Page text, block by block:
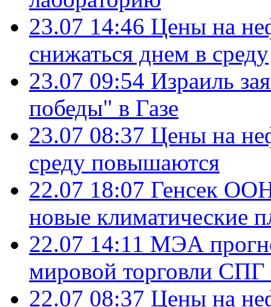
23.07 14:46 Цены на
снижаться днем в среду
23.07 09:54 Израиль
победы" в Газе
23.07 08:37 Цены на
среду повышаются
22.07 18:07 Генсек ООН
новые климатические
22.07 14:11 МЭА
мировой торговли СПГ
22.07 08:37 Цены на